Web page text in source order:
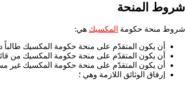
شروط المنحة
شروط منحة حكومة المكسيك هي:
أن يكون المتقدّم على منحة حكومة المكسيك طالباً
أن يكون المتقدّم على منحة حكومة المكسيك من
أن يكون المتقدّم على منحة حكومة المكسيك غير
إرفاق الوثائق اللازمة وهي ؛